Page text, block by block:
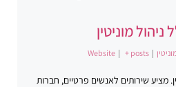
ניהול מוניטין
|
Website | + posts
מציע שירותים לאנשים פרטיים, חברות